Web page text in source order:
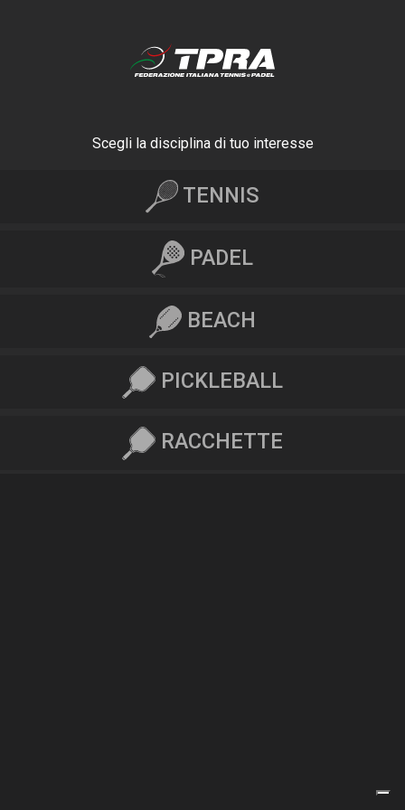
Scegli la disciplina di tuo interesse
TENNIS
PADEL
BEACH
PICKLEBALL
RACCHETTE